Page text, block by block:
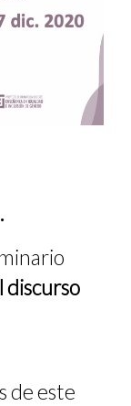
discurso
deeste